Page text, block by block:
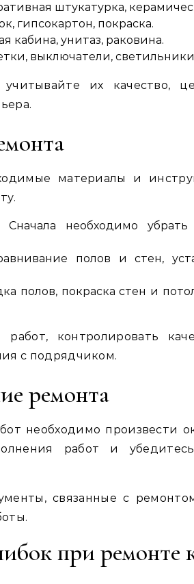
штукатурка,
гипсокартон, покраска.
кабина, унитаз, раковина.
выключатели,
их качество,
материалы и
Сначала необходимо
полов и стен,
полов, покраска стен и
контролировать
с подрядчиком.
ремонта
необходимо произвести
работ и
связанные с
при ремонте